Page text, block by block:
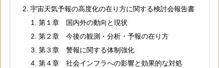
宇宙天気予報の高度化の在り方に関する検討会報告書
第１章 国内外の動向と現状
第２章 今後の観測・分析・予報の在り方
第３章 警報に関する体制強化
第４章 社会インフラへの影響と効果的な対処